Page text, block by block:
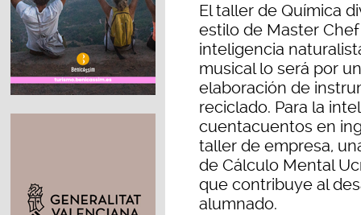
El taller de Química
estilo de Master
inteligencia
musical lo será por
elaboración de
reciclado. Para la
cuentacuentos en
taller de empresa,
de Cálculo Mental
que contribuye al
alumnado.